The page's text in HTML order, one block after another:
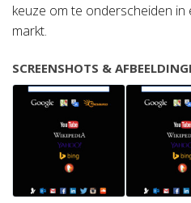
keuze om te onderscheiden
markt.
SCREENSHOTS &